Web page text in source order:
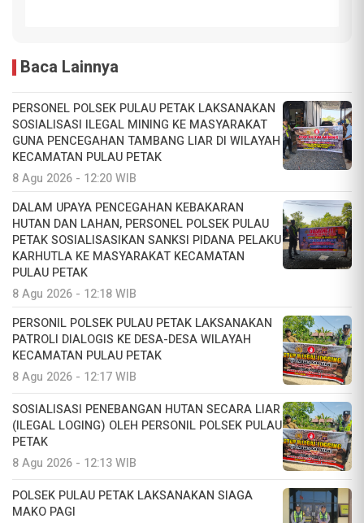
Baca Lainnya
PERSONEL POLSEK PULAU PETAK LAKSANAKAN
SOSIALISASI ILEGAL MINING KE MASYARAKAT
GUNA PENCEGAHAN TAMBANG LIAR DI WILAYAH
KECAMATAN PULAU PETAK
8 Agu 2026 - 12:20 WIB
DALAM UPAYA PENCEGAHAN KEBAKARAN
HUTAN DAN LAHAN, PERSONEL POLSEK PULAU
PETAK SOSIALISASIKAN SANKSI PIDANA PELAKU
KARHUTLA KE MASYARAKAT KECAMATAN
PULAU PETAK
8 Agu 2026 - 12:18 WIB
PERSONIL POLSEK PULAU PETAK LAKSANAKAN
PATROLI DIALOGIS KE DESA-DESA WILAYAH
KECAMATAN PULAU PETAK
8 Agu 2026 - 12:17 WIB
SOSIALISASI PENEBANGAN HUTAN SECARA LIAR
(ILEGAL LOGING) OLEH PERSONIL POLSEK PULAU
PETAK
8 Agu 2026 - 12:13 WIB
POLSEK PULAU PETAK LAKSANAKAN SIAGA
MAKO PAGI